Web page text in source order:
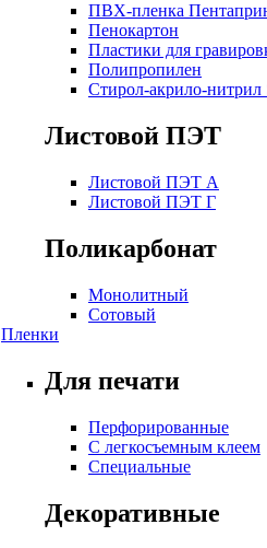
ПВХ-пленка
Пенокартон
Пластики для
Полипропилен
Стирол-акрило-нитрил
Листовой ПЭТ
Листовой ПЭТ А
Листовой ПЭТ Г
Поликарбонат
Монолитный
Сотовый
Пленки
Для печати
Перфорированные
С легкосъемным клеем
Специальные
Декоративные